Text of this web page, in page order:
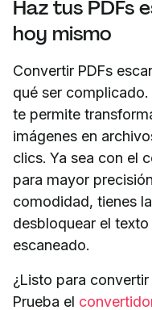
Haz tus PDFs
hoy mismo
Convertir PDFs
qué ser
te permite
imágenes en
clics. Ya sea con el
para mayor
comodidad, tienes
desbloquear el
escaneado.
¿Listo para
Prueba el